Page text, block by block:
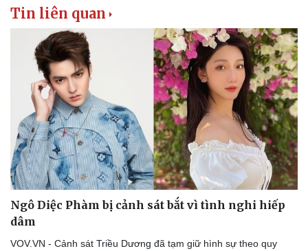
Thể thao
Bóng đá
Lịch thi đấu bóng đá
Thế giới thể thao
eSports
Hậu trường
Ô tô - Xe máy
Ô tô
Xe máy
Tư vấn
Tin liên quan
Ngô Diệc Phàm bị cảnh sát bắt vì tình nghi hiếp
dâm
VOV.VN - Cảnh sát Triều Dương đã tạm giữ hình sự theo quy